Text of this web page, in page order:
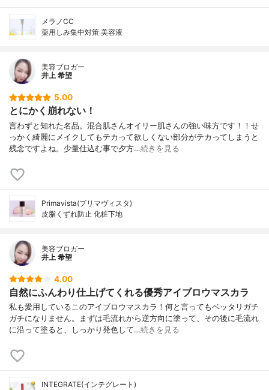
メラノCC
薬用しみ集中対策 美容液
美容ブロガー
井上 希望
5.00
とにかく崩れない！
言わずと知れた名品。混合肌さんオイリー肌さんの強い味方です！！せ
っかく綺麗にメイクしてもテカって欲しくない部分がテカってしまうと
残念ですよね。少量仕込む事で夕方…続きを見る
Primavista(プリマヴィスタ)
皮脂くずれ防止 化粧下地
美容ブロガー
井上 希望
4.00
自然にふんわり仕上げてくれる優秀アイブロウマスカラ
私も愛用しているこのアイブロウマスカラ！何と言ってもベッタリガチ
ガチになりません。まずは毛流れから逆方向に塗って、その後に毛流れ
に沿って塗ると、しっかり発色して…続きを見る
INTEGRATE(インテグレート)